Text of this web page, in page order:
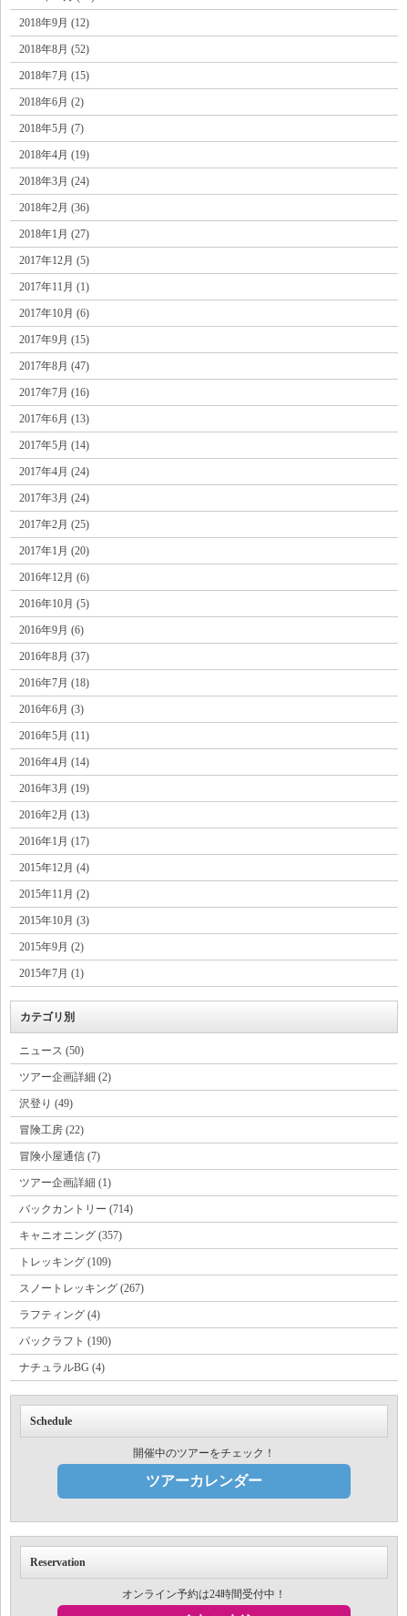
2018年9月 (12)
2018年8月 (52)
2018年7月 (15)
2018年6月 (2)
2018年5月 (7)
2018年4月 (19)
2018年3月 (24)
2018年2月 (36)
2018年1月 (27)
2017年12月 (5)
2017年11月 (1)
2017年10月 (6)
2017年9月 (15)
2017年8月 (47)
2017年7月 (16)
2017年6月 (13)
2017年5月 (14)
2017年4月 (24)
2017年3月 (24)
2017年2月 (25)
2017年1月 (20)
2016年12月 (6)
2016年10月 (5)
2016年9月 (6)
2016年8月 (37)
2016年7月 (18)
2016年6月 (3)
2016年5月 (11)
2016年4月 (14)
2016年3月 (19)
2016年2月 (13)
2016年1月 (17)
2015年12月 (4)
2015年11月 (2)
2015年10月 (3)
2015年9月 (2)
2015年7月 (1)
カテゴリ別
ニュース (50)
ツアー企画詳細 (2)
沢登り (49)
冒険工房 (22)
冒険小屋通信 (7)
ツアー企画詳細 (1)
バックカントリー (714)
キャニオニング (357)
トレッキング (109)
スノートレッキング (267)
ラフティング (4)
パックラフト (190)
ナチュラルBG (4)
Schedule
開催中のツアーをチェック！
ツアーカレンダー
Reservation
オンライン予約は24時間受付中！